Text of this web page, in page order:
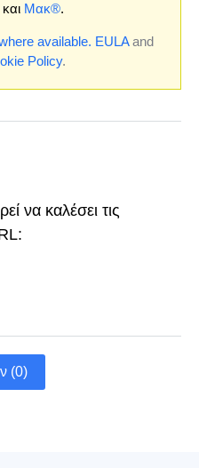
και Μακ®.
available. EULAand
Policy.
να καλέσει τις
(0)